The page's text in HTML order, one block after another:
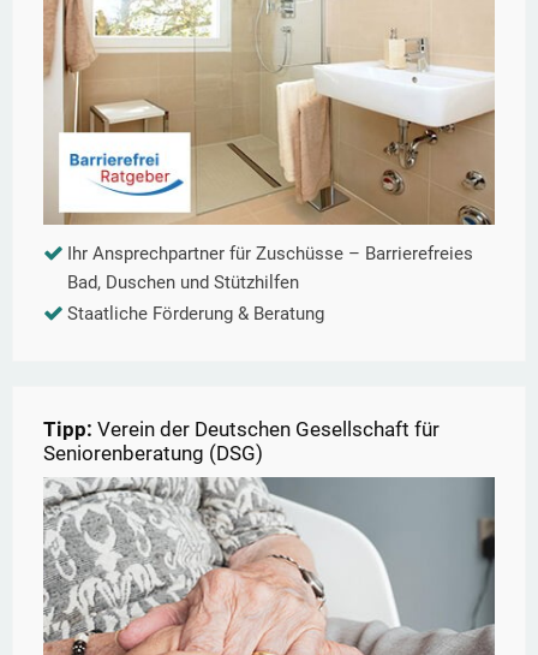
Ihr Ansprechpartner für Zuschüsse – Barrierefreies
Bad, Duschen und Stützhilfen
Staatliche Förderung & Beratung
Tipp: Verein der Deutschen Gesellschaft für
Seniorenberatung (DSG)